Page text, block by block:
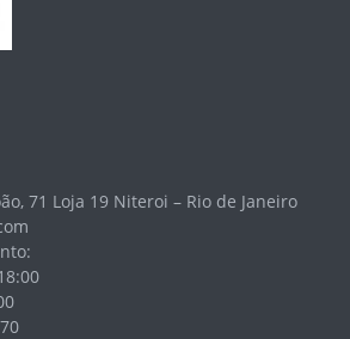
71 Loja 19 Niteroi – Rio de Janeiro